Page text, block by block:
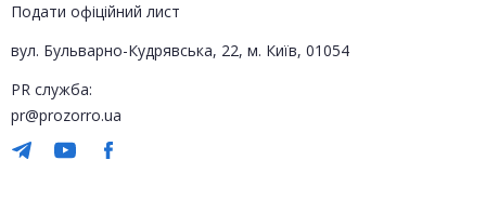
Подати офіційний лист
вул. Бульварно-Кудрявська, 22, м. Київ, 01054
PR служба:
pr@prozorro.ua